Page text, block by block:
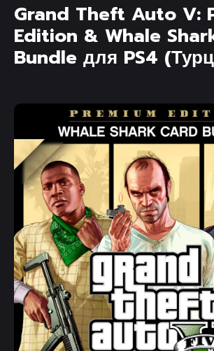
Grand Theft Auto V:
Edition & Whale
Bundle для PS4